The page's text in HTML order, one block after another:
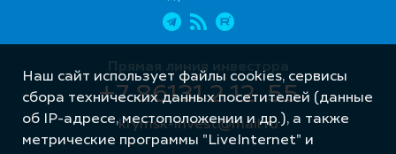
Прямая линия инвестора
+7 86131 2 12 55
krymsk-invest@mail.ru
Наш сайт использует файлы cookies, сервисы
сбора технических данных посетителей (данные
об IP-адресе, местоположении и др.), а также
метрические программы "LiveInternet" и